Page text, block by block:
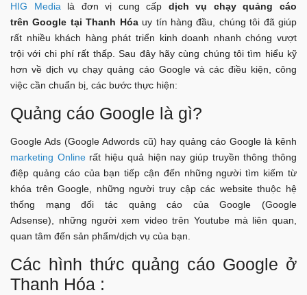
HIG Medialà đơn vị cung cấp dịch vụ chạy quảng cáo
trên Google tại Thanh Hóauy tín hàng đầu, chúng tôi đã giúp
rất nhiều khách hàng phát triển kinh doanh nhanh chóng vượt
trội với chi phí rất thấp. Sau đây hãy cùng chúng tôi tìm hiểu kỹ
hơn về dịch vụ chạy quảng cáo Google và các điều kiện, công
việc cần chuẩn bị, các bước thực hiện:
Quảng cáo Google là gì?
Google Ads (Google Adwords cũ) hay quảng cáo Google là kênh
marketing Onlinerất hiệu quả hiện nay giúp truyền thông thông
điệp quảng cáo của bạn tiếp cận đến những người tìm kiếm từ
khóa trên Google, những người truy cập các website thuộc hệ
thống mạng đối tác quảng cáo của Google (Google
Adsense), những người xem video trên Youtube mà liên quan,
quan tâm đến sản phẩm/dịch vụ của bạn.
Các hình thức quảng cáo Google ở
Thanh Hóa :